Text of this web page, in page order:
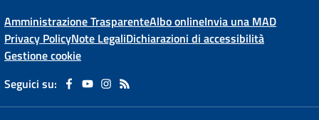
Amministrazione TrasparenteAlbo onlineInvia una MAD
Privacy PolicyNote LegaliDichiarazioni di accessibilità
Gestione cookie
Seguici su: